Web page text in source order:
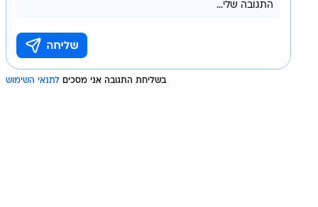
בשליחת התגובה אני מסכים לתנאי השימוש